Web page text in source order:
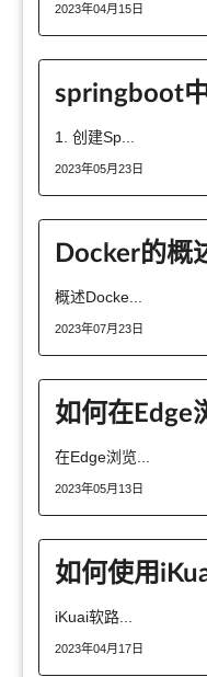
2023年04月15日
1. 创建Sp...
2023年05月23日
Docker的概
概述Docke...
2023年07月23日
如何在Edge
在Edge浏览...
2023年05月13日
如何使用
iKuai软路...
2023年04月17日